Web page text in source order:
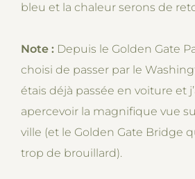
bleu et la chaleur serons de
Note : Depuis le Golden Gate
choisi de passer par le
étais déjà passée en voiture et
apercevoir la magnifique vue
ville (et le Golden Gate Bridge
trop de brouillard).